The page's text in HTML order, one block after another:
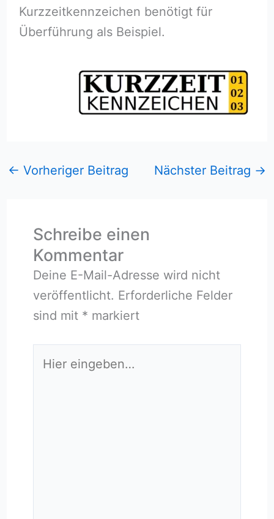
Kurzzeitkennzeichen benötigt für
Überführung als Beispiel.
← Vorheriger Beitrag Nächster Beitrag →
Schreibe einen
Kommentar
Deine E-Mail-Adresse wird nicht
veröffentlicht. Erforderliche Felder
sind mit * markiert
eingeben…